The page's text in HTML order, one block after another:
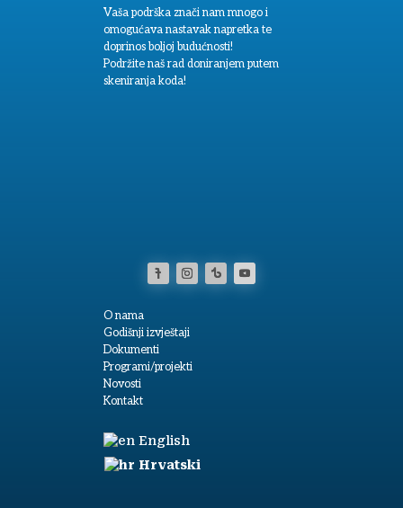
Vaša podrška znači nam mnogo i
omogućava nastavak napretka te
doprinos boljoj budućnosti!
Podržite naš rad doniranjem putem
skeniranja koda!
O nama
Godišnji izvještaji
Dokumenti
Programi/projekti
Novosti
Kontakt
English
Hrvatski